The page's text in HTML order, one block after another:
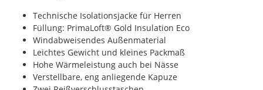
Technische Isolationsjacke für Herren
Füllung: PrimaLoft® Gold Insulation Eco
Windabweisendes Außenmaterial
Leichtes Gewicht und kleines Packmaß
Hohe Wärmeleistung auch bei Nässe
Verstellbare, eng anliegende Kapuze